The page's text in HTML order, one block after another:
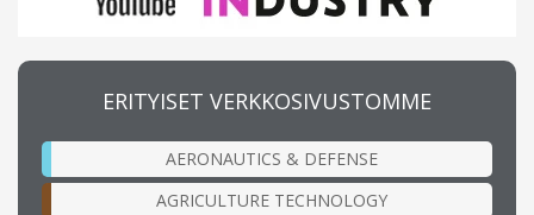
ERITYISET VERKKOSIVUSTOMME
AERONAUTICS & DEFENSE
AGRICULTURE TECHNOLOGY